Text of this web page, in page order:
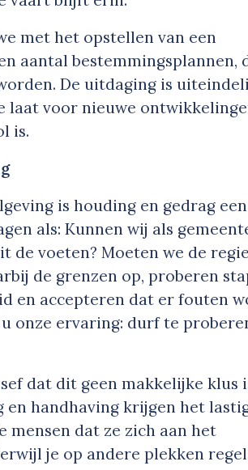
met het opstellen van een
aantal bestemmingsplannen,
De uitdaging is
voor nieuwe
is.
is houding en gedrag
als: Kunnen wij als
de voeten? Moeten we de
de grenzen op, proberen
en accepteren dat er fouten
onze ervaring: durf te
dat dit geen makkelijke klus
handhaving krijgen het
mensen dat ze zich aan het
je op andere plekken